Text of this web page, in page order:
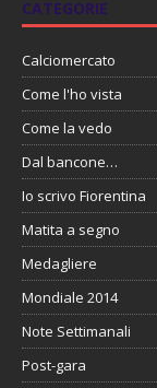
CATEGORIE
Calciomercato
Come l'ho vista
Come la vedo
Dal bancone…
Io scrivo Fiorentina
Matita a segno
Medagliere
Mondiale 2014
Note Settimanali
Post-gara